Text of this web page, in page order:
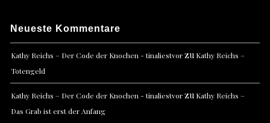
Neueste Kommentare
Kathy Reichs – Der Code der Knochen - tinaliestvorzu Kathy Reichs –
Totengeld
Kathy Reichs – Der Code der Knochen - tinaliestvorzu Kathy Reichs –
Das Grab ist erst der Anfang